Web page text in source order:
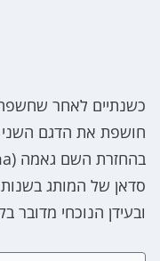
כשנתיים לאחר
חושפת את הדגם
ובעידן הנוכחי מדובר